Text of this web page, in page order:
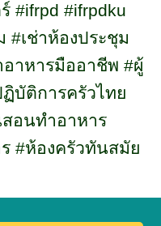
#ifrpd #ifrpdku
#เช่าห้องประชุม
าหารมืออาชีพ #ผู้
บัติการครัวไทย
สอนทำอาหาร
#ห้องครัวทันสมัย